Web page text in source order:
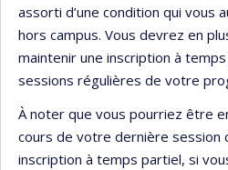
assorti d’une condition qui vous
hors campus. Vous devrez en
maintenir une inscription à
sessions régulières de votre
À noter que vous pourriez être
cours de votre dernière session
inscription à temps partiel, si